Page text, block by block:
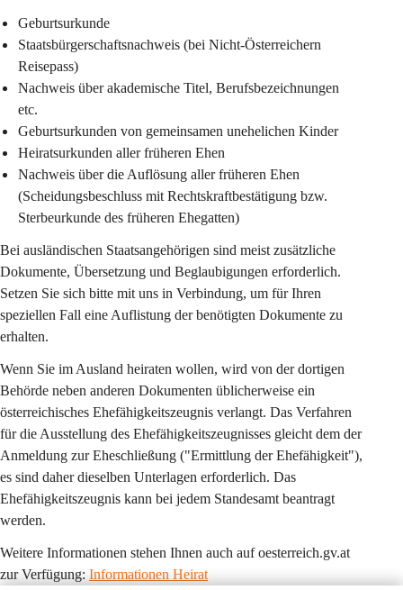
Geburtsurkunde
Staatsbürgerschaftsnachweis (bei Nicht-Österreichern
Reisepass)
Nachweis über akademische Titel, Berufsbezeichnungen
etc.
Geburtsurkunden von gemeinsamen unehelichen Kinder
Heiratsurkunden aller früheren Ehen
Nachweis über die Auflösung aller früheren Ehen
(Scheidungsbeschluss mit Rechtskraftbestätigung bzw.
Sterbeurkunde des früheren Ehegatten)
Bei ausländischen Staatsangehörigen sind meist zusätzliche
Dokumente, Übersetzung und Beglaubigungen erforderlich.
Setzen Sie sich bitte mit uns in Verbindung, um für Ihren
speziellen Fall eine Auflistung der benötigten Dokumente zu
erhalten.
Wenn Sie im Ausland heiraten wollen, wird von der dortigen
Behörde neben anderen Dokumenten üblicherweise ein
österreichisches Ehefähigkeitszeugnis verlangt. Das Verfahren
für die Ausstellung des Ehefähigkeitszeugnisses gleicht dem der
Anmeldung zur Eheschließung ("Ermittlung der Ehefähigkeit"),
es sind daher dieselben Unterlagen erforderlich. Das
Ehefähigkeitszeugnis kann bei jedem Standesamt beantragt
werden.
Weitere Informationen stehen Ihnen auch auf oesterreich.gv.at
zur Verfügung: Informationen Heirat